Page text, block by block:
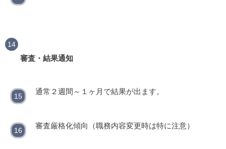
審査・結果通知
通常２週間～１ヶ月で結果が出ます。
審査厳格化傾向（職務内容変更時は特に注意）